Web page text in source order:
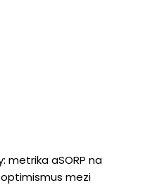
metrika aSORP na
mezi